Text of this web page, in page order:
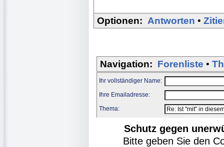
Optionen: Antworten •
Navigation: Forenliste •
Ihr vollständiger Name:
Ihre Emailadresse:
Thema:
Schutz gegen
Bitte geben Sie den